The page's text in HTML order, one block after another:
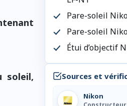
Pare-soleil
Pare-soleil
Étui d’objectif
Sources et
Nikon